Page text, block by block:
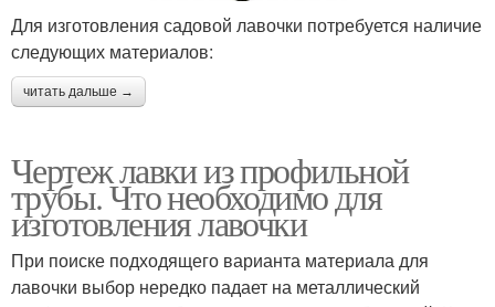
Для изготовления садовой лавочки потребуется наличие
следующих материалов:
читать дальше →
Чертеж лавки из профильной
трубы. Что необходимо для
изготовления лавочки
При поиске подходящего варианта материала для
лавочки выбор нередко падает на металлический